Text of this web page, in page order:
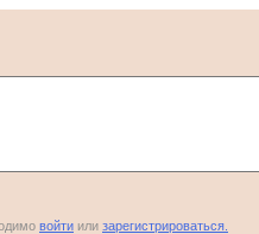
войти или зарегистрироваться.